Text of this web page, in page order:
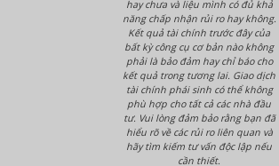
hay chưa và liệu mình có đủ khả
năng chấp nhận rủi ro hay không.
Kết quả tài chính trước đây của
bất kỳ công cụ cơ bản nào không
phải là bảo đảm hay chỉ báo cho
kết quả trong tương lai. Giao dịch
tài chính phái sinh có thể không
phù hợp cho tất cả các nhà đầu
tư. Vui lòng đảm bảo rằng bạn đã
hiểu rõ về các rủi ro liên quan và
hãy tìm kiếm tư vấn độc lập nếu
cần thiết.